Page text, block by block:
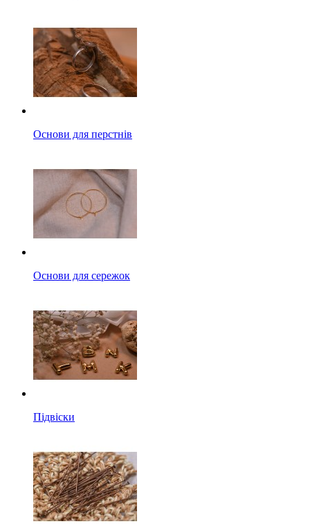
Основи для перстнів
Основи для сережок
Підвіски